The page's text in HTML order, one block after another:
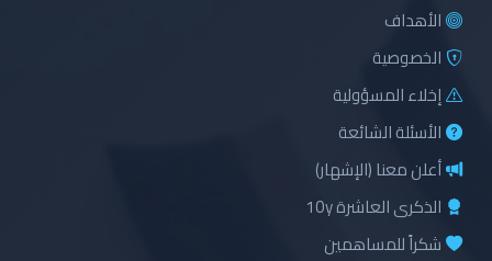
الأهداف
الخصوصية
إخلاء المسؤولية
الأسئلة الشائعة
أعلن معنا (الإشهار)
الذكرى العاشرة 10y
شكراً للمساهمين